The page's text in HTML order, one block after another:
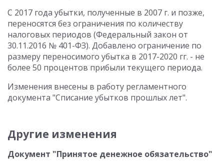
С 2017 года убытки, полученные в 2007 г. и позже,
переносятся без ограничения по количеству
налоговых периодов (Федеральный закон от
30.11.2016 № 401-ФЗ). Добавлено ограничение по
размеру переносимого убытка в 2017-2020 гг. - не
более 50 процентов прибыли текущего периода.
Изменения внесены в работу регламентного
документа "Списание убытков прошлых лет".
Другие изменения
Документ "Принятое денежное обязательство"